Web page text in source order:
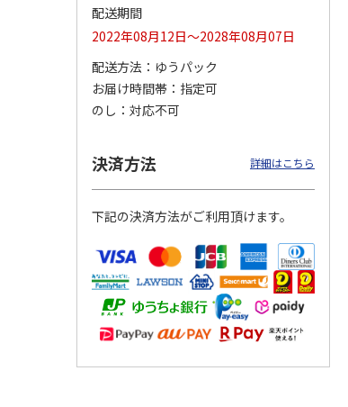
プリン フェイスパ
ェクトＵＶジェル
２本
4.8（12）
3,980円
(送料・税込)
ルセ…
4.4（10）
配送期間
2022年08月12日～2028年08月07日
配送方法
ゆうパック
お届け時間帯
指定可
のし
対応不可
決済方法 詳細はこちら
下記の決済方法がご利用頂けます。